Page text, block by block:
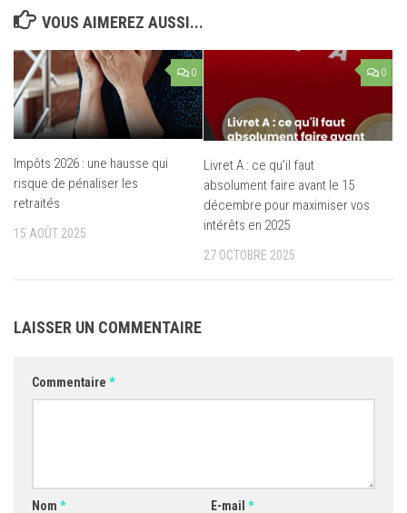
VOUS AIMEREZ AUSSI...
0
Impôts 2026 : une hausse qui
risque de pénaliser les
retraités
15 AOÛT 2025
0
Livret A : ce qu’il faut
absolument faire avant le 15
décembre pour maximiser vos
intérêts en 2025
27 OCTOBRE 2025
LAISSER UN COMMENTAIRE
Commentaire *
Nom * E-mail *